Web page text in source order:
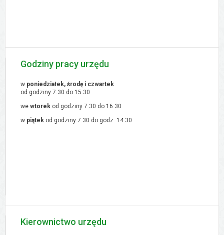
Godziny pracy urzędu
w poniedziałek, środę i czwartek
od godziny 7.30 do 15.30
we wtorek od godziny 7.30 do 16.30
w piątek od godziny 7.30 do godz. 14.30
Kierownictwo urzędu